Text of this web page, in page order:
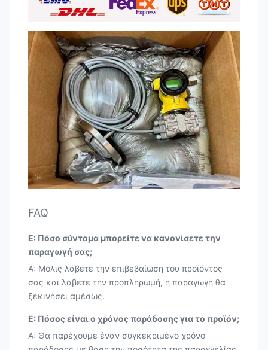
FAQ
Ε: Πόσο σύντομα μπορείτε να κανονίσετε την
παραγωγή σας;
Α: Μόλις λάβετε την επιβεβαίωση του προϊόντος
σας και λάβετε την προπληρωμή, η παραγωγή θα
ξεκινήσει αμέσως.
Ε: Πόσος είναι ο χρόνος παράδοσης για το προϊόν;
Α: Θα παρέχουμε έναν συγκεκριμένο χρόνο